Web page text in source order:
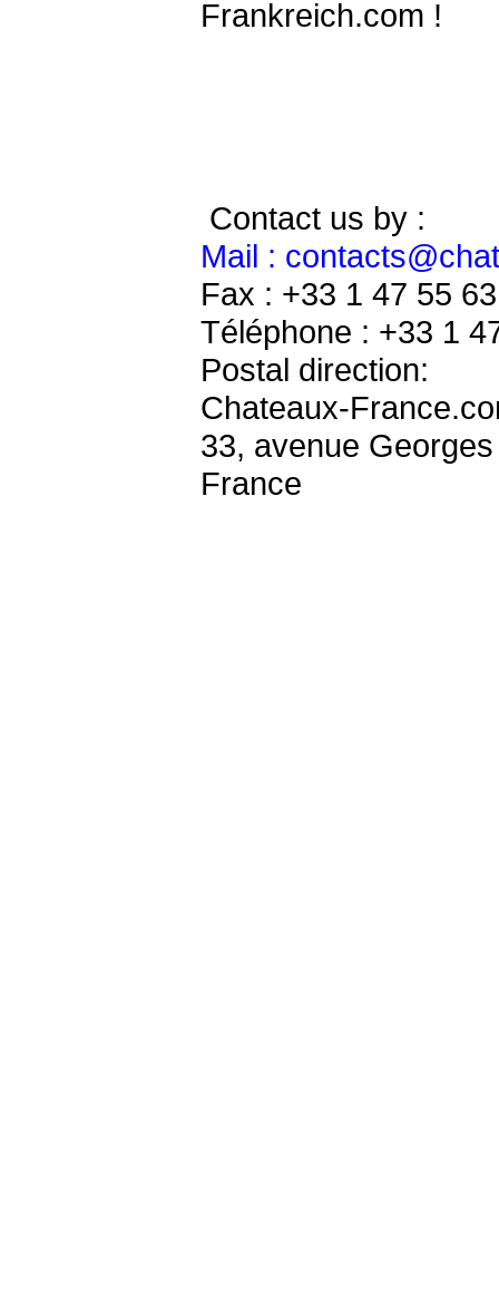
Frankreich.com !
Contact us by :
Mail :
Fax : +33 1 47 55
Téléphone : +33 1
Postal direction:
Chateaux-
33, avenue
France